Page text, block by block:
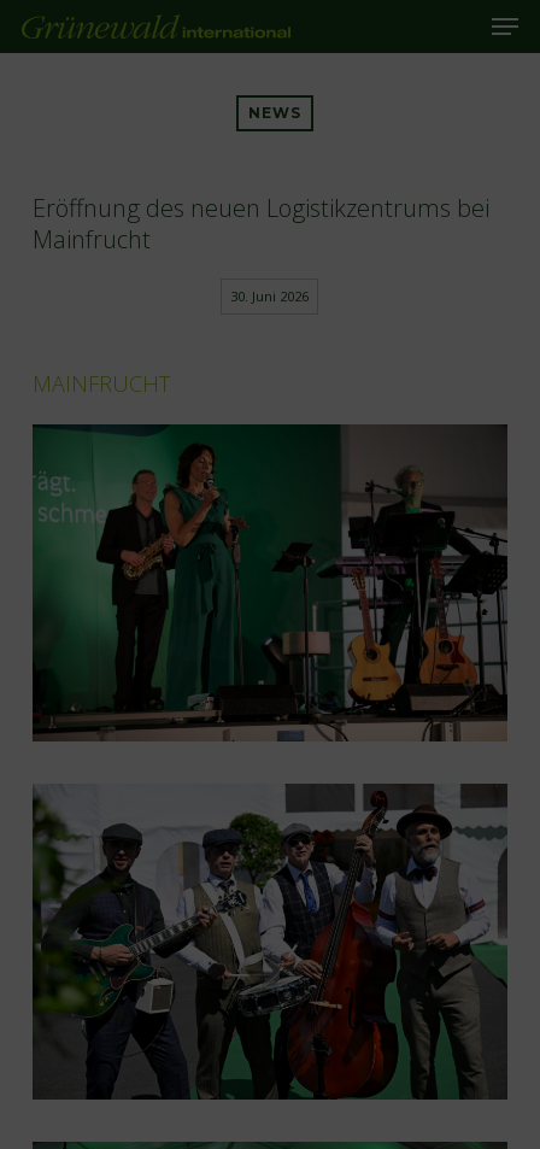
NEWS
Eröffnung des neuen Logistikzentrums bei
Mainfrucht
30. Juni 2026
MAINFRUCHT